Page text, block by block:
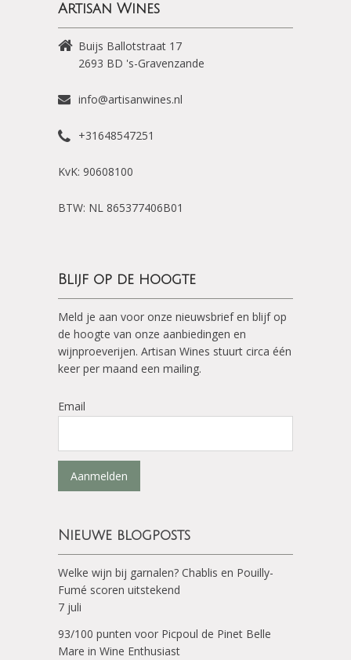
Artisan Wines
Buijs Ballotstraat 17
2693 BD 's-Gravenzande
info@artisanwines.nl
+31648547251
KvK: 90608100
BTW: NL 865377406B01
Blijf op de hoogte
Meld je aan voor onze nieuwsbrief en blijf op
de hoogte van onze aanbiedingen en
wijnproeverijen. Artisan Wines stuurt circa één
keer per maand een mailing.
Email
Aanmelden
Nieuwe blogposts
Welke wijn bij garnalen? Chablis en Pouilly-
Fumé scoren uitstekend
7 juli
93/100 punten voor Picpoul de Pinet Belle
Mare in Wine Enthusiast